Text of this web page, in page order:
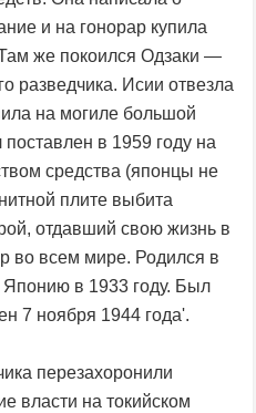
и на гонорар купила
же покоился Одзаки —
разведчика. Исии отвезла
на могиле большой
в 1959 году на
средства (японцы не
плите выбита
отдавший свою жизнь в
во всем мире. Родился в
Японию в 1933 году. Был
7 ноября 1944 года'.
перезахоронили
власти на токийском